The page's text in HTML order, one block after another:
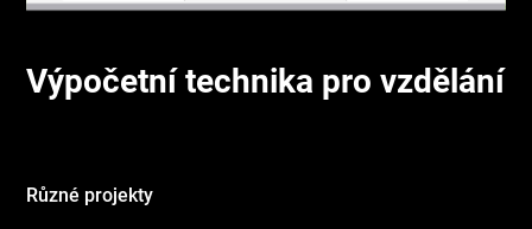
Výpočetní technika pro vzdělání
Různé projekty